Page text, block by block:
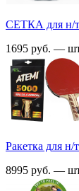
СЕТКА для н/т
1695 руб. —
Ракетка для н/
8995 руб. —